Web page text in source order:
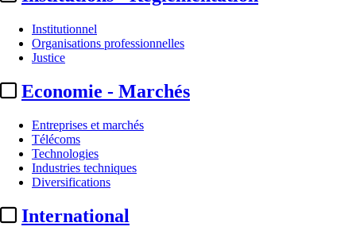
Institutionnel
Organisations professionnelles
Justice
Economie - Marchés
Entreprises et marchés
Télécoms
Technologies
Industries techniques
Diversifications
International